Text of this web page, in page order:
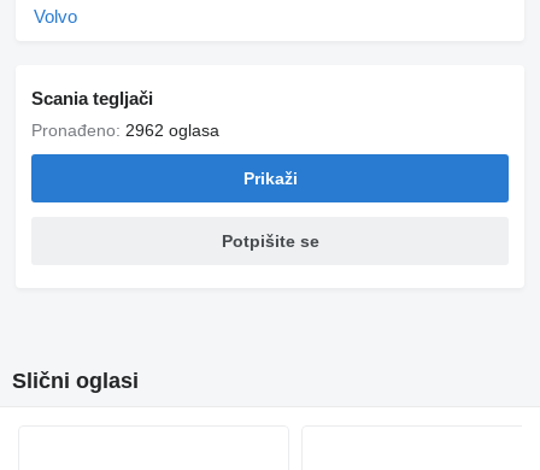
Volvo
Scania tegljači
Pronađeno: 2962 oglasa
Prikaži
Potpišite se
Slični oglasi